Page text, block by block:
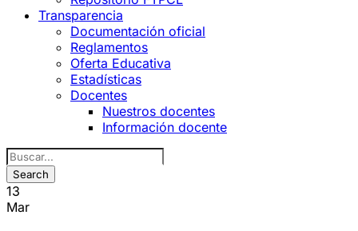
Transparencia
Documentación oficial
Reglamentos
Oferta Educativa
Estadísticas
Docentes
Nuestros docentes
Información docente
13
Mar